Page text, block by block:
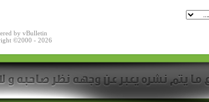
by vBulletin
©2000 - 2026